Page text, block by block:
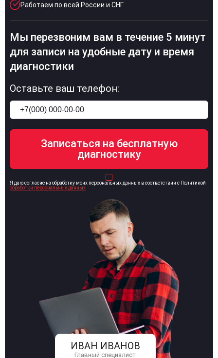
Работаем по всей России и СНГ
ИВАН ИВАНОВ
Главный специалист
Мы перезвоним вам в течение 5 минут
для записи на удобные дату и время
диагностики
Оставьте ваш телефон:
Я даю согласие на обработку моих персональных данных в соответствии с Политикой
обработки персональных данных